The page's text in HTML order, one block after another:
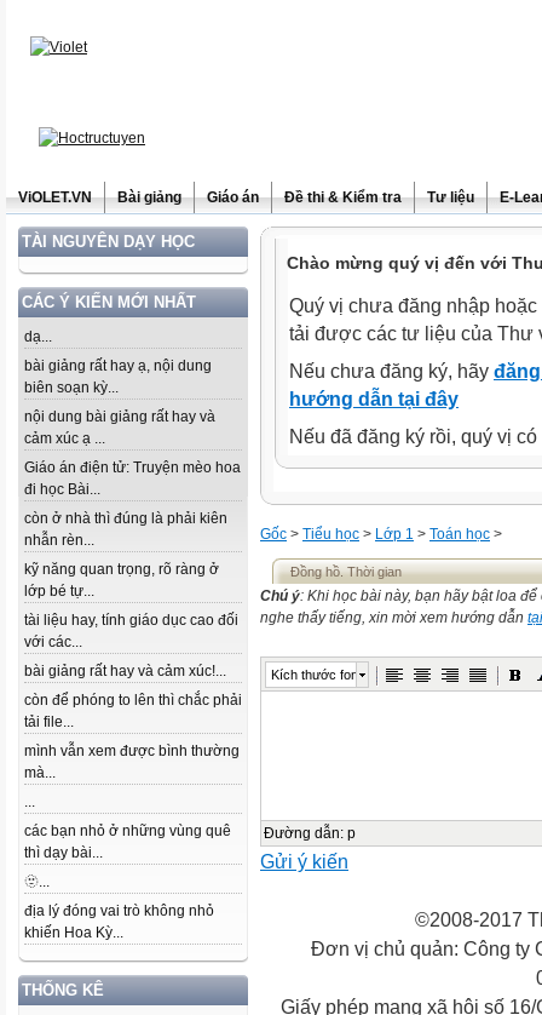
ViOLET.VN Bài giảng Giáo án Đề thi & Kiểm tra Tư liệu E-
TÀI NGUYÊN DẠY HỌC
CÁC Ý KIẾN MỚI NHẤT
dạ...
bài giảng rất hay ạ, nội dung
biên soạn kỳ...
nội dung bài giảng rất hay và
cảm xúc ạ ...
Giáo án điện tử: Truyện mèo hoa
đi học Bài...
còn ở nhà thì đúng là phải kiên
nhẫn rèn...
kỹ năng quan trọng, rõ ràng ở
lớp bé tự...
tài liệu hay, tính giáo dục cao đối
với các...
bài giảng rất hay và cảm xúc!...
còn để phóng to lên thì chắc phải
tải file...
mình vẫn xem được bình thường
mà...
...
các bạn nhỏ ở những vùng quê
thì dạy bài...
🫥...
địa lý đóng vai trò không nhỏ
khiến Hoa Kỳ...
THỐNG KÊ
Chào mừng quý vị đến với
Quý vị chưa đăng nhập
tải được các tư liệu của Thư
Nếu chưa đăng ký, hãy
hướng dẫn tại đây
Nếu đã đăng ký rồi, quý vị
Gốc > Tiểu học > Lớp 1 > Toán học >
Đồng hồ. Thời gian
Chú ý: Khi học bài này, bạn hãy bật loa
nghe thấy tiếng, xin mời xem hướng dẫn
Kích thước font
Đường dẫn: p
Gửi ý kiến
©2008-2017
Đơn vị chủ quản: Công ty
Giấy phép mạng xã hội số